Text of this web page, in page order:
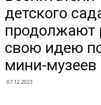
детского
продолжают
свою идею
мини-
07.12.2023